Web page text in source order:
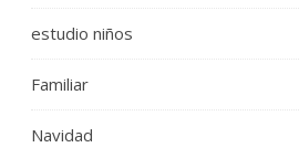
estudio niños
Familiar
Navidad